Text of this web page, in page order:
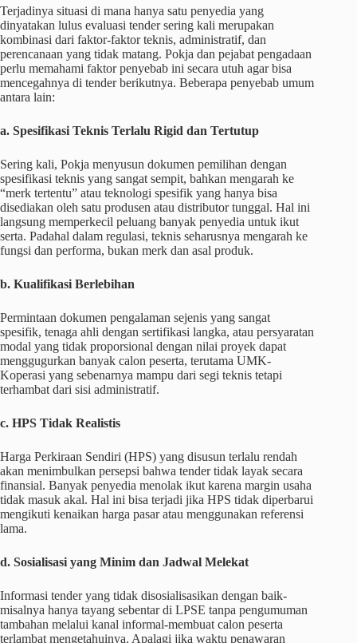
Terjadinya situasi di mana hanya satu penyedia yang
dinyatakan lulus evaluasi tender sering kali merupakan
kombinasi dari faktor-faktor teknis, administratif, dan
perencanaan yang tidak matang. Pokja dan pejabat pengadaan
perlu memahami faktor penyebab ini secara utuh agar bisa
mencegahnya di tender berikutnya. Beberapa penyebab umum
antara lain:
a. Spesifikasi Teknis Terlalu Rigid dan Tertutup
Sering kali, Pokja menyusun dokumen pemilihan dengan
spesifikasi teknis yang sangat sempit, bahkan mengarah ke
“merk tertentu” atau teknologi spesifik yang hanya bisa
disediakan oleh satu produsen atau distributor tunggal. Hal ini
langsung memperkecil peluang banyak penyedia untuk ikut
serta. Padahal dalam regulasi, teknis seharusnya mengarah ke
fungsi dan performa, bukan merk dan asal produk.
b. Kualifikasi Berlebihan
Permintaan dokumen pengalaman sejenis yang sangat
spesifik, tenaga ahli dengan sertifikasi langka, atau persyaratan
modal yang tidak proporsional dengan nilai proyek dapat
menggugurkan banyak calon peserta, terutama UMK-
Koperasi yang sebenarnya mampu dari segi teknis tetapi
terhambat dari sisi administratif.
c. HPS Tidak Realistis
Harga Perkiraan Sendiri (HPS) yang disusun terlalu rendah
akan menimbulkan persepsi bahwa tender tidak layak secara
finansial. Banyak penyedia menolak ikut karena margin usaha
tidak masuk akal. Hal ini bisa terjadi jika HPS tidak diperbarui
mengikuti kenaikan harga pasar atau menggunakan referensi
lama.
d. Sosialisasi yang Minim dan Jadwal Melekat
Informasi tender yang tidak disosialisasikan dengan baik-
misalnya hanya tayang sebentar di LPSE tanpa pengumuman
tambahan melalui kanal informal-membuat calon peserta
terlambat mengetahuinya. Apalagi jika waktu penawaran